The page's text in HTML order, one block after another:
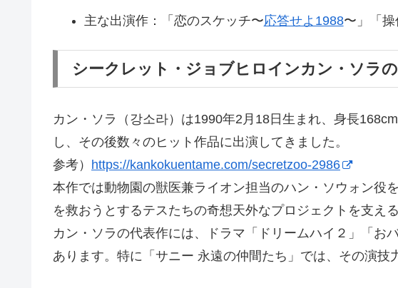
主な出演作：「恋のスケッチ〜応答せよ1988〜」「操
シークレット・ジョブヒロインカン・ソラ
カン・ソラ（강소라）は1990年2月18日生まれ、身長
し、その後数々のヒット作品に出演してきました。
参考） https://kankokuentame.com/secretzoo-2986
本作では動物園の獣医兼ライオン担当のハン・ソウォン役
を救おうとするテスたちの奇想天外なプロジェクトを支え
カン・ソラの代表作には、ドラマ「ドリームハイ２」「お
あります。特に「サニー 永遠の仲間たち」では、その演技